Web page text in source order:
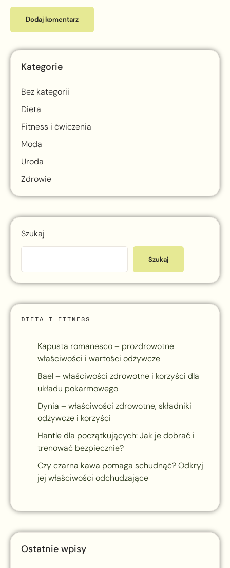
Kategorie
Bez kategorii
Dieta
Fitness i ćwiczenia
Moda
Uroda
Zdrowie
Szukaj
Szukaj
DIETA I FITNESS
Kapusta romanesco – prozdrowotne
właściwości i wartości odżywcze
Bael – właściwości zdrowotne i korzyści dla
układu pokarmowego
Dynia – właściwości zdrowotne, składniki
odżywcze i korzyści
Hantle dla początkujących: Jak je dobrać i
trenować bezpiecznie?
Czy czarna kawa pomaga schudnąć? Odkryj
jej właściwości odchudzające
Ostatnie wpisy